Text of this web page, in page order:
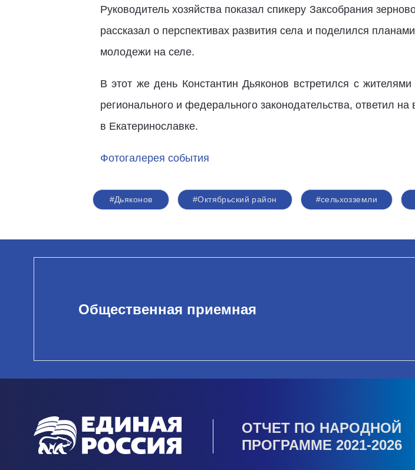
Руководитель хозяйства показал спикеру Заксобрания
рассказал о перспективах развития села и поделился
молодежи на селе.
В этот же день Константин Дьяконов встретился с
регионального и федерального законодательства, ответил
в Екатеринославке.
Фотогалерея события
#Дьяконов #Октябрьский район #сельхозземли
Общественная приемная
ОТЧЕТ ПО НАРОДНОЙ
ПРОГРАММЕ 2021-2026